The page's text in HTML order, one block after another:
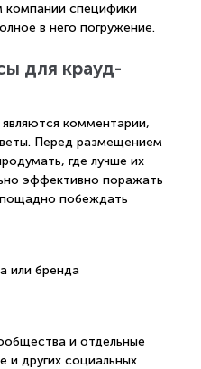
компании специфики
в него погружение.
для крауд-
комментарии,
Перед размещением
где лучше их
эффективно поражать
побеждать
или бренда
и отдельные
и других социальных